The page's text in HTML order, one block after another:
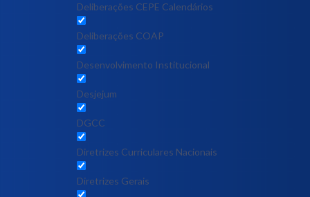
Deliberações CEPE Calendários
Deliberações COAP
Desenvolvimento Institucional
Desjejum
DGCC
Diretrizes Curriculares Nacionais
Diretrizes Gerais